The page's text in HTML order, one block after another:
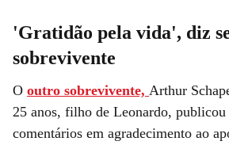
'Gratidão pela vida', diz
sobrevivente
O outro sobrevivente, Arthur
25 anos, filho de Leonardo, publicou
comentários em agradecimento ao